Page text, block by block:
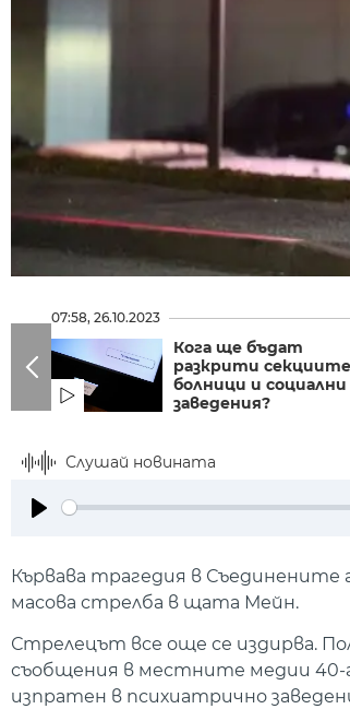
07:58, 26.10.2023
Кога ще бъдат
разкрити
болници и социални
заведения?
Слушай новината
Кървава трагедия в Съединените
масова стрелба в щата Мейн.
Стрелецът все още се издирва.
съобщения в местните медии 40-
изпратен в психиатрично